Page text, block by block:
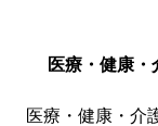
医療・健康
医療・健康・介